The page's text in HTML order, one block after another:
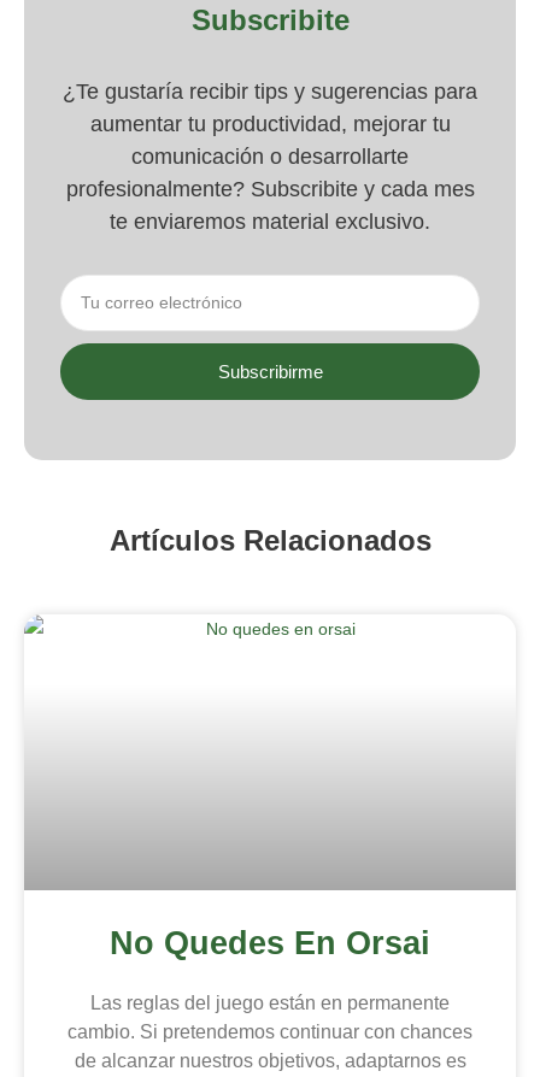
Subscribite
¿Te gustaría recibir tips y sugerencias para
aumentar tu productividad, mejorar tu
comunicación o desarrollarte
profesionalmente? Subscribite y cada mes
te enviaremos material exclusivo.
Subscribirme
Artículos Relacionados
No Quedes En Orsai
Las reglas del juego están en permanente
cambio. Si pretendemos continuar con chances
de alcanzar nuestros objetivos, adaptarnos es